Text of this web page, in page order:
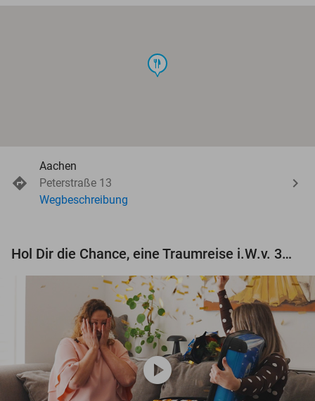
food
Aachen
Peterstraße 13
Wegbeschreibung
Hol Dir die Chance, eine Traumreise i.W.v. 3.000 € zu gewinnen!
play_circle